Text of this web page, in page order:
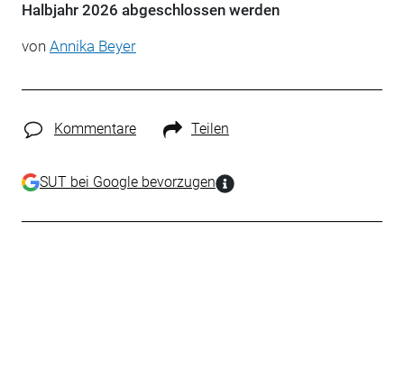
Halbjahr 2026 abgeschlossen werden
von Annika Beyer
Kommentare Teilen
SUT bei Google bevorzugen